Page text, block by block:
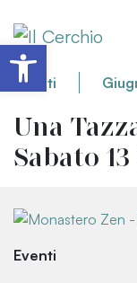
Eventi
Una
Sabato
Eventi
Apri la barra degli strumenti